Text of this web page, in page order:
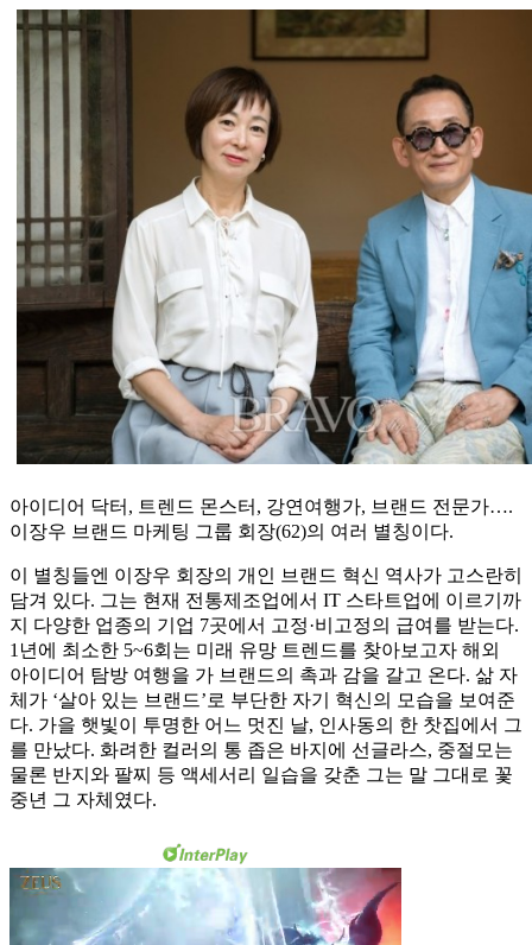
아이디어 닥터, 트렌드 몬스터, 강연여행가, 브랜드 전문가….
이장우 브랜드 마케팅 그룹 회장(62)의 여러 별칭이다.
이 별칭들엔 이장우 회장의 개인 브랜드 혁신 역사가 고스란히
담겨 있다. 그는 현재 전통제조업에서 IT 스타트업에 이르기까
지 다양한 업종의 기업 7곳에서 고정·비고정의 급여를 받는다.
1년에 최소한 5~6회는 미래 유망 트렌드를 찾아보고자 해외
아이디어 탐방 여행을 가 브랜드의 촉과 감을 갈고 온다. 삶 자
체가 ‘살아 있는 브랜드’로 부단한 자기 혁신의 모습을 보여준
다. 가을 햇빛이 투명한 어느 멋진 날, 인사동의 한 찻집에서 그
를 만났다. 화려한 컬러의 통 좁은 바지에 선글라스, 중절모는
물론 반지와 팔찌 등 액세서리 일습을 갖춘 그는 말 그대로 꽃
중년 그 자체였다.